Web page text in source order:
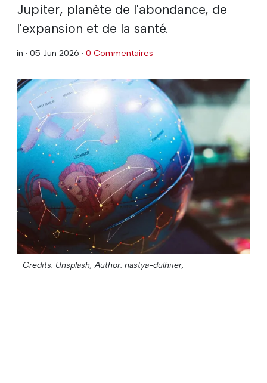
Jupiter, planète de l'abondance, de
l'expansion et de la santé.
in · 05 Jun 2026 · 0 Commentaires
Credits: Unsplash; Author: nastya-dulhiier;